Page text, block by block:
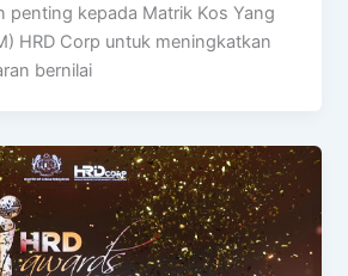
penting kepada Matrik Kos Yang
HRD Corp untuk meningkatkan
bernilai